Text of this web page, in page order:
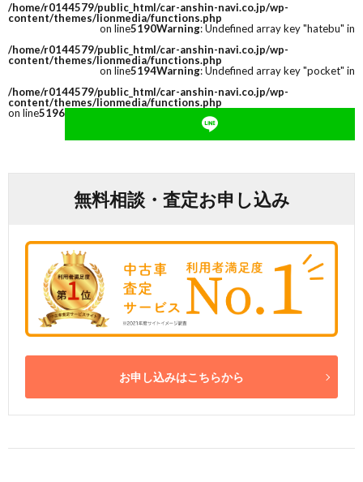
/home/r0144579/public_html/car-anshin-navi.co.jp/wp-
content/themes/lionmedia/functions.php
on line5190Warning: Undefined array key "hatebu" in
/home/r0144579/public_html/car-anshin-navi.co.jp/wp-
content/themes/lionmedia/functions.php
on line5194Warning: Undefined array key "pocket" in
/home/r0144579/public_html/car-anshin-navi.co.jp/wp-
content/themes/lionmedia/functions.php
on line5196
無料相談・査定お申し込み
お申し込みはこちらから